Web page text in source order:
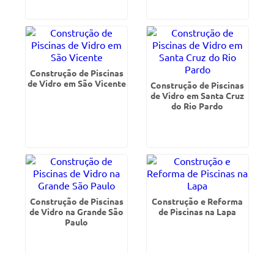
Construção de Piscinas
de Vidro em São Vicente
Construção de Piscinas
de Vidro em Santa Cruz
do Rio Pardo
Construção de Piscinas
de Vidro na Grande São
Paulo
Construção e Reforma
de Piscinas na Lapa